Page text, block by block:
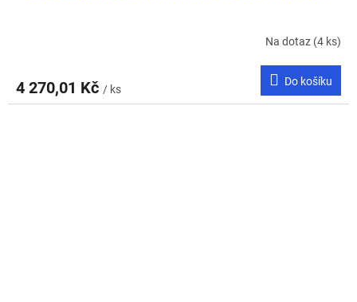
Na dotaz (4 ks)
4 270,01 Kč / ks
Do košíku